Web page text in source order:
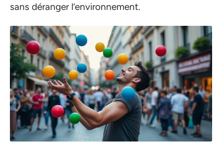
sans déranger l’environnement.